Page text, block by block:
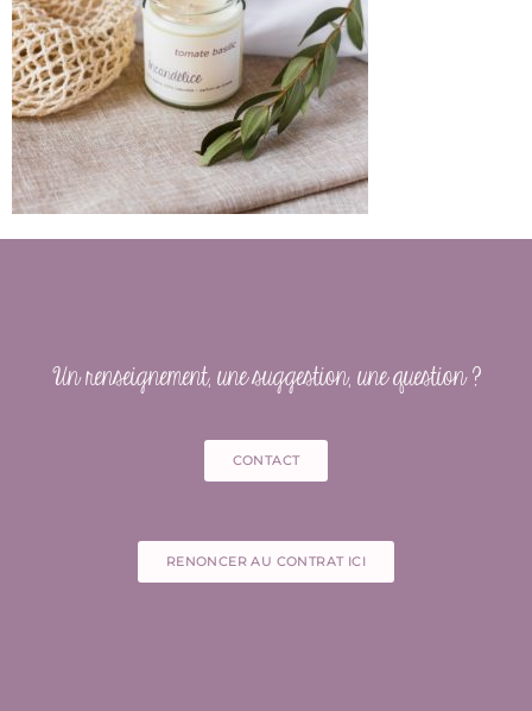
Un renseignement, une suggestion, une question ?
CONTACT
RENONCER AU CONTRAT ICI